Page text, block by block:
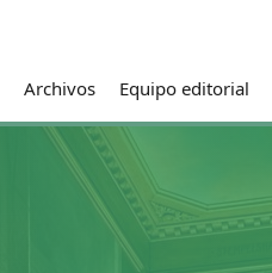
Archivos Equipo editorial